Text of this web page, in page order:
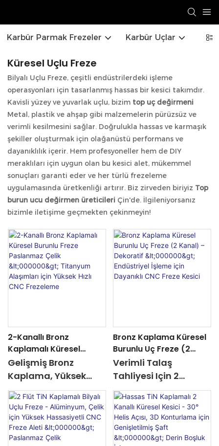
Karbür Parmak Frezeler Karbür Uçlar
Küresel Uçlu Freze
Bilyalı Uçlu Freze, çeşitli endüstrilerdeki işleme
operasyonları için tasarlanmış hassas bir kesici takımdır.
Kavisli yüzey ve yuvarlak uçlu, bizim top uç değirmeni
Metal, plastik ve ahşap gibi malzemelerin pürüzsüz ve
verimli kesilmesini sağlar. Doğrulukla hassas ve karmaşık
şekiller oluşturmak için olağanüstü performans ve
dayanıklılık içerir. Hem profesyoneller hem de DIY
meraklıları için uygun olan bu kesici alet, mükemmel
sonuçları garanti eder ve her türlü frezeleme
uygulamasında üretkenliği artırır. Biz zirveden biriyiz Top
burun ucu değirmen üreticileri Çin'de. İlgileniyorsanız
bizimle iletişime geçmekten çekinmeyin!
2-Kanallı Bronz
Kaplamalı Küresel
Burunlu Freze
Paslanmaz Çelik
<000000> Titanyum
Alaşımları Için Yüksek
Hızlı CNC Frezeleme
Gelişmiş Bronz
Kaplama, Yüksek
Sıcaklık İşlemede
Sürtünmeyi %30
Azaltarak Takım
Ömrünü Uzatır
Bronz Kaplama Küresel
Burunlu Uç Freze (2
Kanal) – Dekoratif
<000000> Endüstriyel
İşleme Için Dayanıklı
CNC Freze Kesici
Verimli Talaş
Tahliyesi Için 2
Kanallı Tasarım |
Kavisli Yüzeyler,
Gravürler Için CNC
Frezeleme Aleti